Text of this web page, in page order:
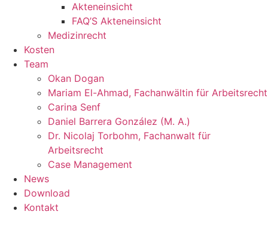
Akteneinsicht
FAQ’S Akteneinsicht
Medizinrecht
Kosten
Team
Okan Dogan
Mariam El-Ahmad, Fachanwältin für Arbeitsrecht
Carina Senf
Daniel Barrera González (M. A.)
Dr. Nicolaj Torbohm, Fachanwalt für
Arbeitsrecht
Case Management
News
Download
Kontakt